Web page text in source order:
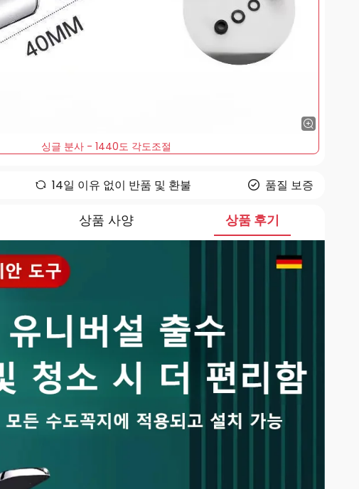
싱글 분사 - 1440도 각도조절
14일 이유 없이 반품 및 환불 품질 보증
상품 사양 상품 후기